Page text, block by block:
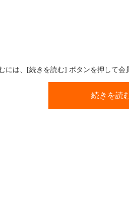
には、[続きを読む] ボタンを押して会
続きを読